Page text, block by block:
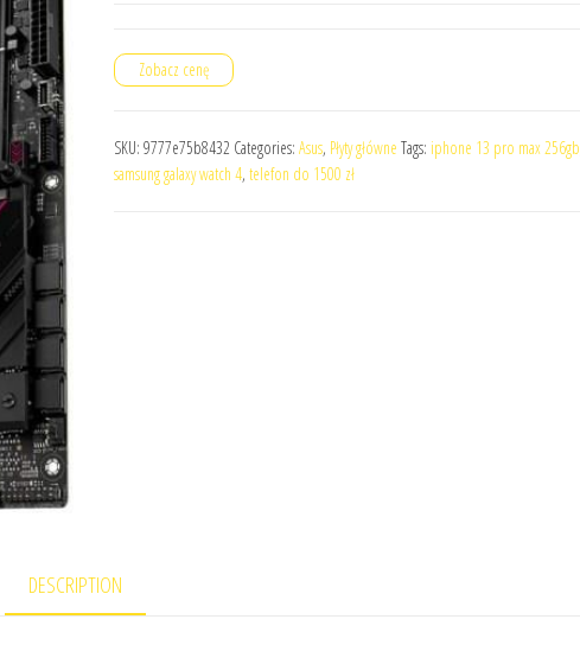
Zobacz cenę
SKU: 9777e75b8432 Categories: Asus, Płyty główne Tags: iphone 13 pro max 256gb
samsung galaxy watch 4, telefon do 1500 zł
DESCRIPTION